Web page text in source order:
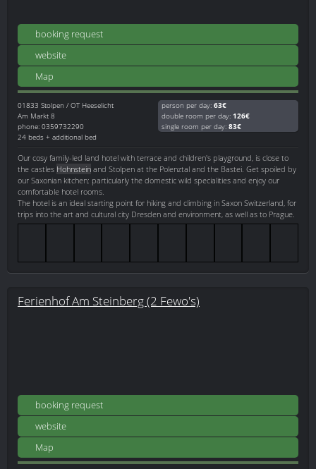
booking request
website
Map
01833 Stolpen / OT Heeselicht
Am Markt 8
phone: 0359732290
24 beds + additional bed
person per day: 63€
double room per day: 126€
single room per day: 83€
Our cosy family-led land hotel with terrace and children's playground, is close to
the castles Hohnstein and Stolpen at the Polenztal and the Bastei. Get spoiled by
our Saxonian kitchen; particularly the domestic wild specialities and enjoy our
comfortable hotel rooms.
The hotel is an ideal starting point for hiking and climbing in Saxon Switzerland, for
trips into the art and cultural city Dresden and environment, as well as to Prague.
Ferienhof Am Steinberg (2 Fewo's)
booking request
website
Map